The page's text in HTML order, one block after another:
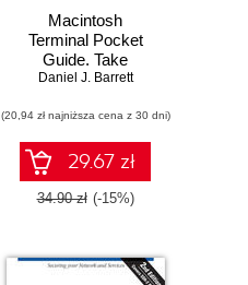
Macintosh
Terminal Pocket
Guide. Take
Command of Your
Daniel J. Barrett
(20,94 zł najniższa cena z 30 dni)
29.67 zł
34.90 zł (-15%)